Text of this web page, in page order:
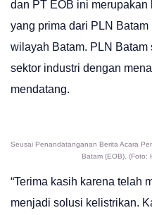
dan PT EOB ini
yang prima dari PLN
wilayah Batam. PLN
sektor industri dengan
mendatang.
Seusai Penandatanganan Berita Acara
Batam (EOB). (Foto:
“Terima kasih karena telah
menjadi solusi kelistrikan.